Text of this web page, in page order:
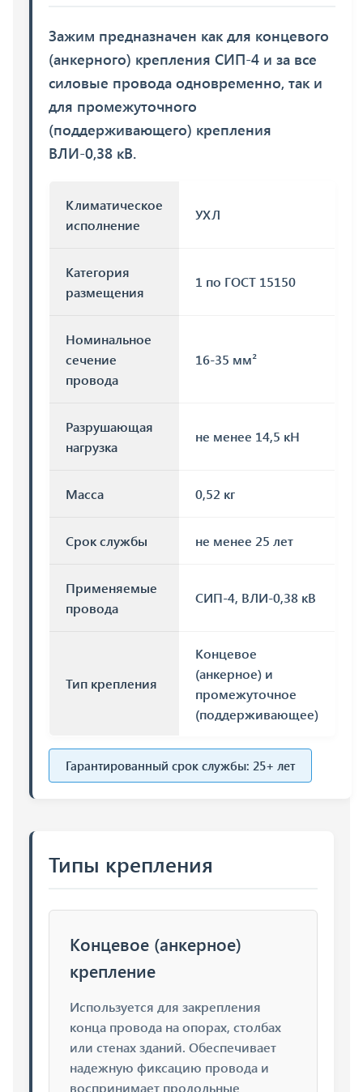
Зажим предназначен как для концевого
(анкерного) крепления СИП-4 и за все
силовые провода одновременно, так и
для промежуточного
(поддерживающего) крепления
ВЛИ-0,38 кВ.
Климатическое
исполнение
УХЛ
Категория
размещения
1 по ГОСТ 15150
Номинальное
сечение
провода
16-35 мм²
Разрушающая
нагрузка
не менее 14,5 кН
Масса 0,52 кг
Срок службы не менее 25 лет
Применяемые
провода
СИП-4, ВЛИ-0,38 кВ
Тип крепления
Концевое
(анкерное) и
промежуточное
(поддерживающее)
Гарантированный срок службы: 25+ лет
Типы крепления
Концевое (анкерное)
крепление
Используется для закрепления
конца провода на опорах, столбах
или стенах зданий. Обеспечивает
надежную фиксацию провода и
воспринимает продольные